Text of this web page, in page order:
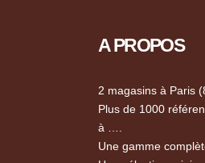
A PROPOS
2 magasins à Paris
Plus de 1000
à ….
Une gamme